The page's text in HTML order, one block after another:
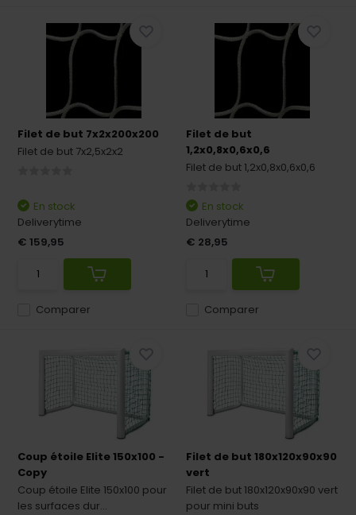
Filet de but 7x2x200x200
Filet de but 7x2,5x2x2
Comparer
En stock
Deliverytime
€ 159,95
Filet de but
1,2x0,8x0,6x0,6
Filet de but 1,2x0,8x0,6x0,6
Comparer
En stock
Deliverytime
€ 28,95
Coup étoile Elite 150x100 -
Copy
Coup étoile Elite 150x100 pour
les surfaces dur...
Filet de but 180x120x90x90
vert
Filet de but 180x120x90x90 vert
pour mini buts